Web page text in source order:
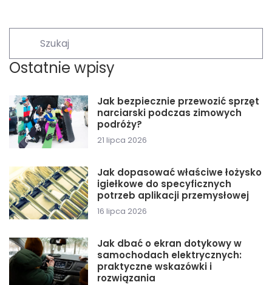
Ostatnie wpisy
Jak bezpiecznie przewozić sprzęt
narciarski podczas zimowych
podróży?
21 lipca 2026
Jak dopasować właściwe łożysko
igiełkowe do specyficznych
potrzeb aplikacji przemysłowej
16 lipca 2026
Jak dbać o ekran dotykowy w
samochodach elektrycznych:
praktyczne wskazówki i
rozwiązania